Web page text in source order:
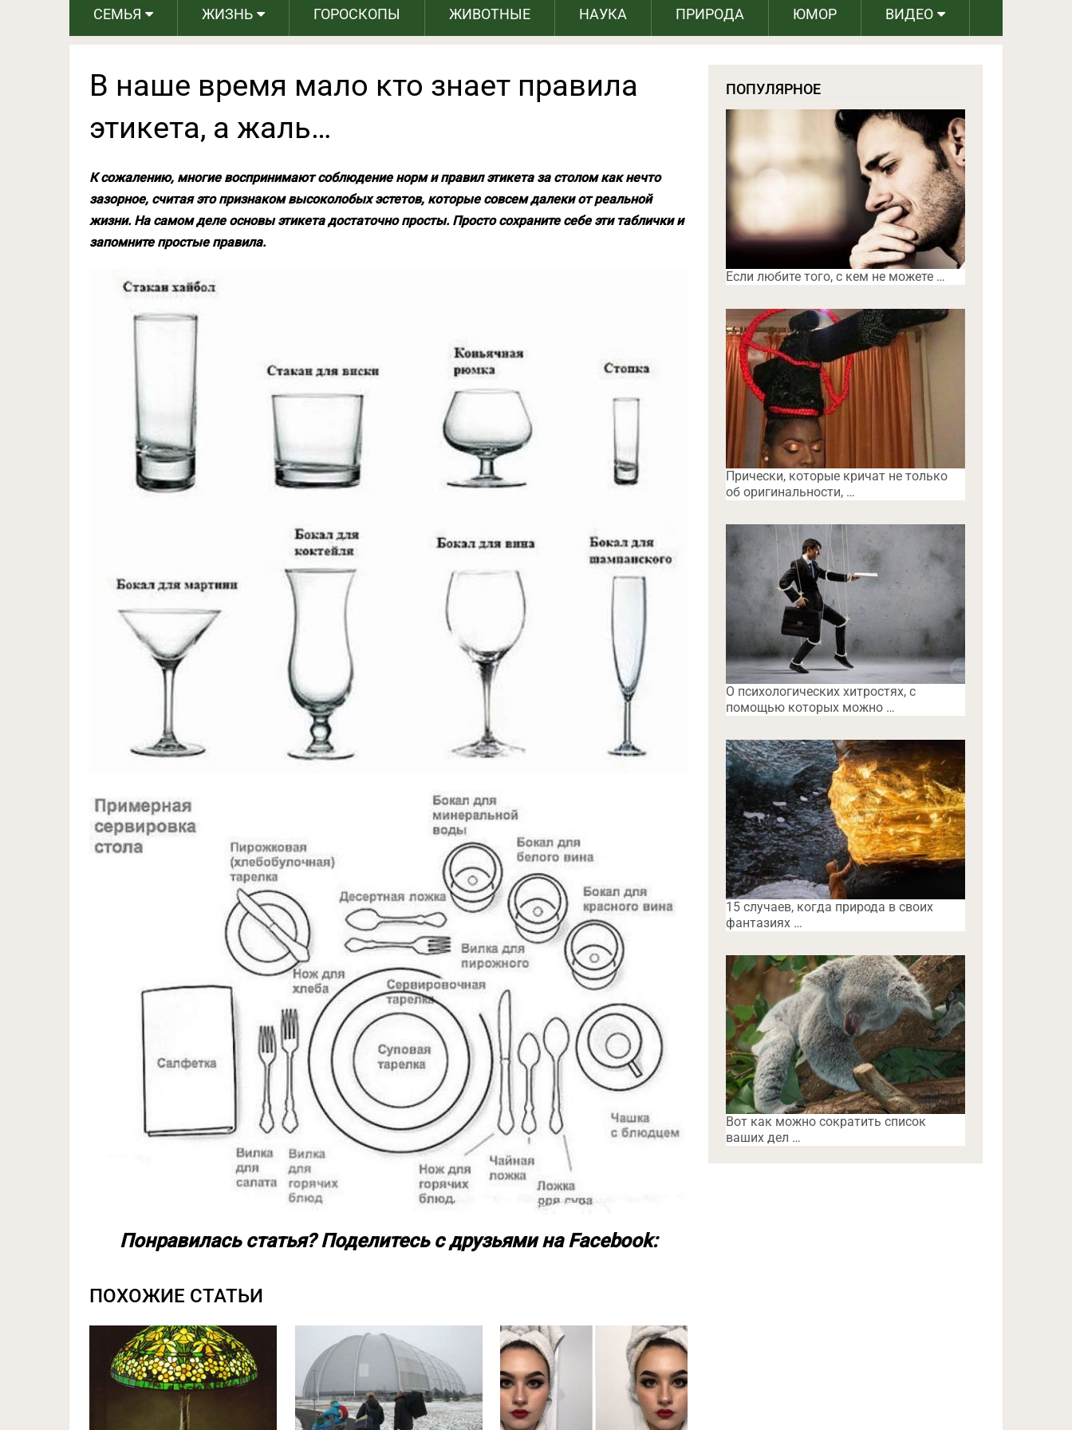
СЕМЬЯ ЖИЗНЬ ГОРОСКОПЫ ЖИВОТНЫЕ НАУКА ПРИРОДА ЮМОР ВИДЕО
В наше время мало кто знает правила
этикета, а жаль…
К сожалению, многие воспринимают соблюдение норм и правил этикета за столом как нечто
зазорное, считая это признаком высоколобых эстетов, которые совсем далеки от реальной
жизни. На самом деле основы этикета достаточно просты. Просто сохраните себе эти таблички и
запомните простые правила.
Понравилась статья? Поделитесь с друзьями на Facebook:
ПОХОЖИЕ СТАТЬИ
ПОПУЛЯРНОЕ
Если любите того, с кем не можете …
Прически, которые кричат не только
об оригинальности, …
O психологических хитростях, с
помощью которых можно …
15 случаев, когда природа в своих
фантазиях …
Вот как можно сократить список
ваших дел …